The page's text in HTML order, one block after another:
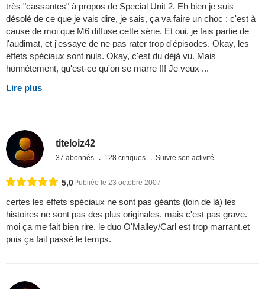
très "cassantes" à propos de Special Unit 2. Eh bien je suis
désolé de ce que je vais dire, je sais, ça va faire un choc : c'est à
cause de moi que M6 diffuse cette série. Et oui, je fais partie de
l'audimat, et j'essaye de ne pas rater trop d'épisodes. Okay, les
effets spéciaux sont nuls. Okay, c'est du déjà vu. Mais
honnêtement, qu'est-ce qu'on se marre !!! Je veux ...
Lire plus
titeloiz42
37 abonnés 128 critiques Suivre son activité
5,0Publiée le 23 octobre 2007
certes les effets spéciaux ne sont pas géants (loin de là) les
histoires ne sont pas des plus originales. mais c'est pas grave.
moi ça me fait bien rire. le duo O'Malley/Carl est trop marrant.et
puis ça fait passé le temps.